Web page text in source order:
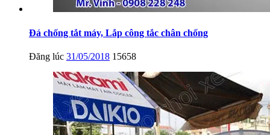
Đá chống tắt máy, Lắp công tắc chân chống
Đăng lúc 31/05/2018 15658